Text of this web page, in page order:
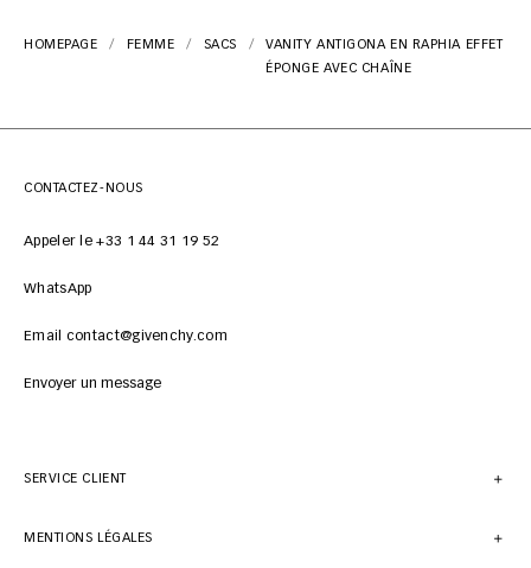
HOMEPAGE FEMME SACS
VANITY ANTIGONA EN RAPHIA EFFET
ÉPONGE AVEC CHAÎNE
CONTACTEZ-NOUS
Appeler le +33 1 44 31 19 52
WhatsApp
Email contact@givenchy.com
Envoyer un message
SERVICE CLIENT
MENTIONS LÉGALES